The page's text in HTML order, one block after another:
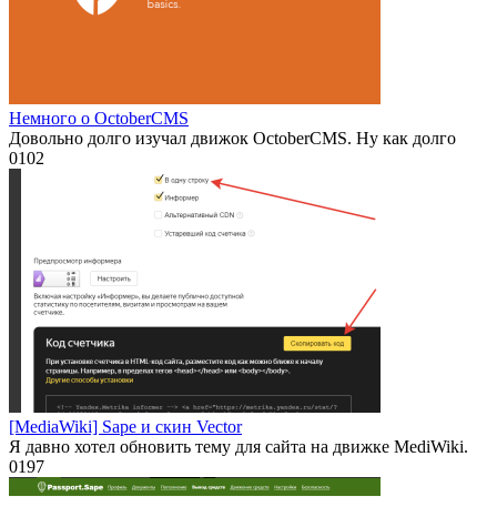
Немного о OctoberCMS
Довольно долго изучал движок OctoberCMS. Ну как долго
0102
[MediaWiki] Sape и скин Vector
Я давно хотел обновить тему для сайта на движке MediWiki.
0197